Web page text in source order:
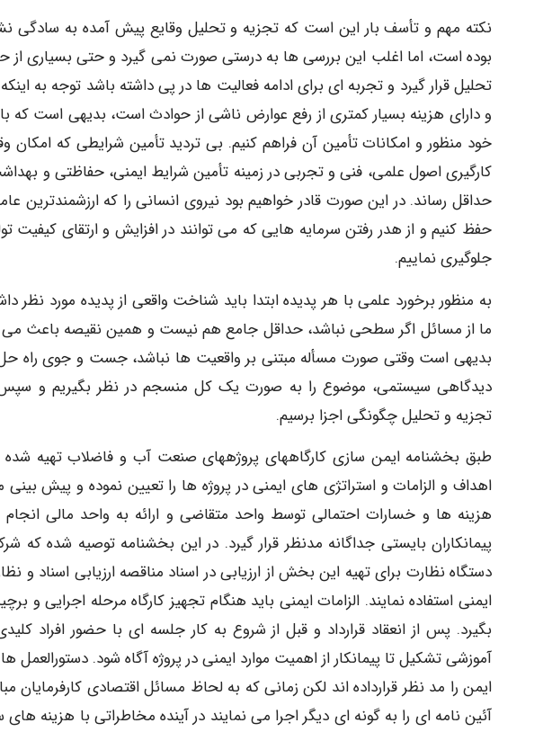
نکته مهم و تأسف بار این است که تجزیه و تحلیل وقایع پیش آمده به سادگی
بوده است، اما اغلب این بررسی ها به درستی صورت نمی گیرد و حتی بسیاری از
تحلیل قرار گیرد و تجربه ای برای ادامه فعالیت ها در پی داشته باشد توجه به
و دارای هزینه بسیار کمتری از رفع عوارض ناشی از حوادث است، بدیهی است که
خود منظور و امکانات تأمین آن فراهم کنیم. بی تردید تأمین شرایطی که امکان
کارگیری اصول علمی، فنی و تجربی در زمینه تأمین شرایط ایمنی، حفاظتی و
حداقل رساند. در این صورت قادر خواهیم بود نیروی انسانی را که ارزشمندترین
حفظ کنیم و از هدر رفتن سرمایه هایی که می توانند در افزایش و ارتقای کیفیت
جلوگیری نماییم.
به منظور برخورد علمی با هر پدیده ابتدا باید شناخت واقعی از پدیده مورد نظر
ما از مسائل اگر سطحی نباشد، حداقل جامع هم نیست و همین نقیصه باعث
بدیهی است وقتی صورت مسأله مبتنی بر واقعیت ها نباشد، جست و جوی راه
دیدگاهی سیستمی، موضوع را به صورت یک کل منسجم در نظر بگیریم و
تجزیه و تحلیل چگونگی اجزا برسیم.
طبق بخشنامه ایمن سازی کارگاههای پروژههای صنعت آب و فاضلاب تهیه شده و
اهداف و الزامات و استراتژی های ایمنی در پروژه ها را تعیین نموده و پیش بینی
هزینه ها و خسارات احتمالی توسط واحد متقاضی و ارائه به واحد مالی
پیمانکاران بایستی جداگانه مدنظر قرار گیرد. در این بخشنامه توصیه شده
دستگاه نظارت برای تهیه این بخش از ارزیابی در اسناد مناقصه ارزیابی اسناد
ایمنی استفاده نمایند. الزامات ایمنی باید هنگام تجهیز کارگاه مرحله اجرایی و
بگیرد. پس از انعقاد قرارداد و قبل از شروع به کار جلسه ای با حضور افراد
آموزشی تشکیل تا پیمانکار از اهمیت موارد ایمنی در پروژه آگاه شود.
ایمن را مد نظر قرارداده اند لکن زمانی که به لحاظ مسائل اقتصادی کارفرمایان
آئین نامه ای را به گونه ای دیگر اجرا می نمایند در آینده مخاطراتی با هزینه